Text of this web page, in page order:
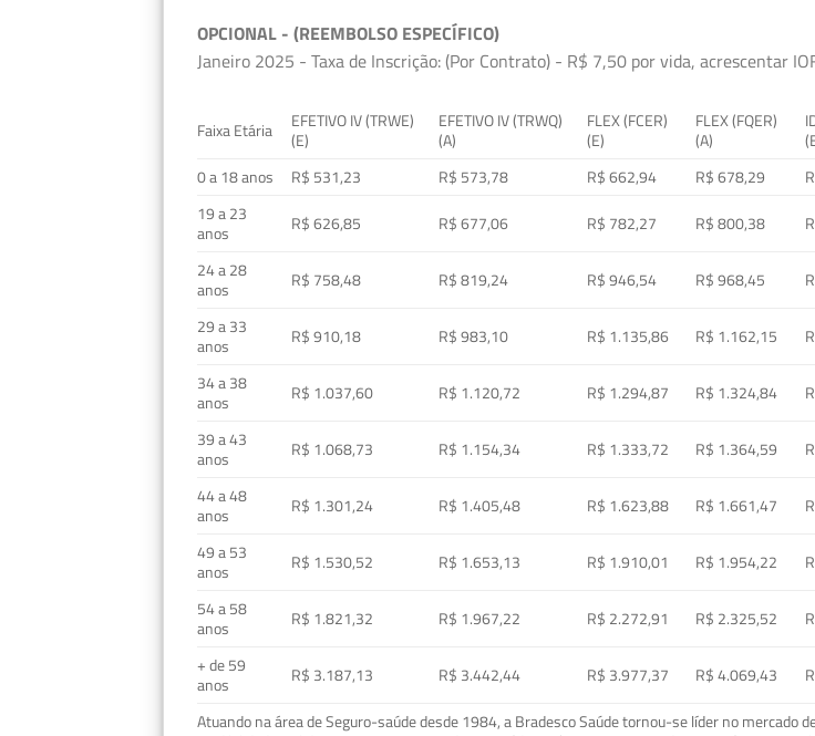
OPCIONAL - (REEMBOLSO ESPECÍFICO)
Janeiro 2025 - Taxa de Inscrição: (Por Contrato) - R$ 7,50 por vida, acrescentar
Faixa Etária
EFETIVO IV (TRWE)
(E)
EFETIVO IV (TRWQ)
(A)
FLEX (FCER)
(E)
FLEX (FQER)
(A)
0 a 18 anos
R$ 531,23 R$ 573,78 R$ 662,94 R$ 678,29
19 a 23
anos
R$ 626,85 R$ 677,06 R$ 782,27 R$ 800,38
24 a 28
anos
R$ 758,48 R$ 819,24 R$ 946,54 R$ 968,45
29 a 33
anos
R$ 910,18 R$ 983,10 R$ 1.135,86 R$ 1.162,15
34 a 38
anos
R$ 1.037,60 R$ 1.120,72 R$ 1.294,87 R$ 1.324,84
39 a 43
anos
R$ 1.068,73 R$ 1.154,34 R$ 1.333,72 R$ 1.364,59
44 a 48
anos
R$ 1.301,24 R$ 1.405,48 R$ 1.623,88 R$ 1.661,47
49 a 53
anos
R$ 1.530,52 R$ 1.653,13 R$ 1.910,01 R$ 1.954,22
54 a 58
anos
R$ 1.821,32 R$ 1.967,22 R$ 2.272,91 R$ 2.325,52
+ de 59
anos
R$ 3.187,13 R$ 3.442,44 R$ 3.977,37 R$ 4.069,43
Atuando na área de Seguro-saúde desde 1984, a Bradesco Saúde tornou-se líder no mercado